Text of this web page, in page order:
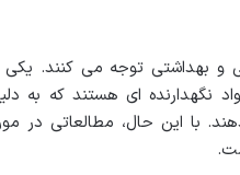
و بهداشتی توجه می کنند. یکی
نگهدارنده ای هستند که به
با این حال، مطالعاتی در